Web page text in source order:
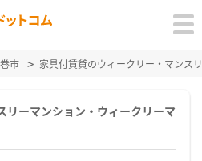
市 家具付賃貸のウィークリー・マンス
リーマンション・ウィークリーマ